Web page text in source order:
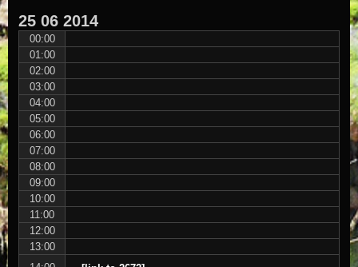
25 06 2014
00:00
01:00
02:00
03:00
04:00
05:00
06:00
07:00
08:00
09:00
10:00
11:00
12:00
13:00